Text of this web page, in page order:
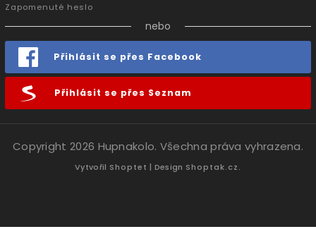
Zapomenuté heslo
nebo
Přihlásit se přes Facebook
Přihlásit se přes Seznam
Copyright 2026 Hupnakolo. Všechna práva vyhrazena.
Vytvořil Shoptet | Design Shoptak.cz.